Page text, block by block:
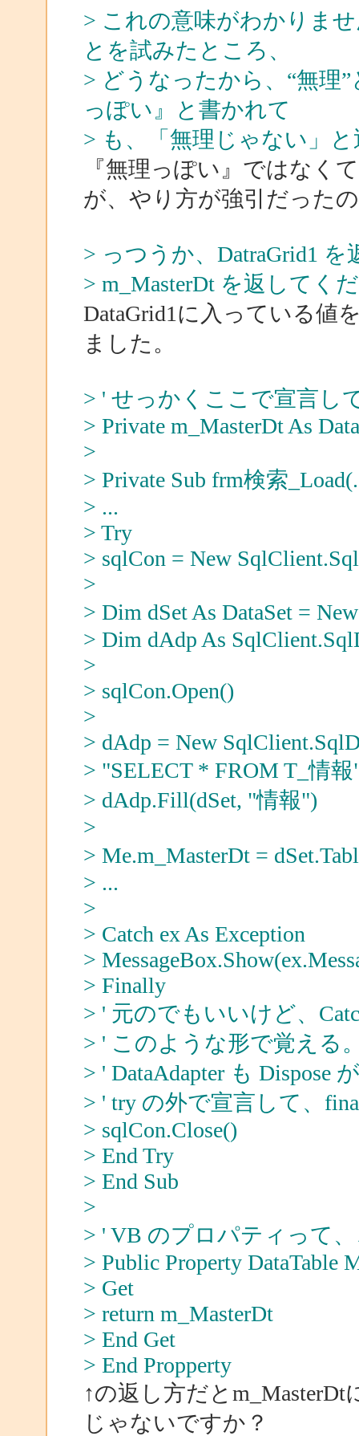
> これの意味がわかりま
とを試みたところ、
> どうなったから、“無理
っぽい』と書かれて
> も、「無理じゃない」
『無理っぽい』ではなく
が、やり方が強引だった
> っつうか、DatraGrid1
> m_MasterDt を返してく
DataGrid1に入っている値
ました。
> ' せっかくここで宣言し
> Private m_MasterDt As
>
> Private Sub frm検索
> ...
> Try
> sqlCon = New
>
> Dim dSet As DataSet =
> Dim dAdp As
>
> sqlCon.Open()
>
> dAdp = New
> "SELECT * FROM T_情報
> dAdp.Fill(dSet, "情報")
>
> Me.m_MasterDt =
> ...
>
> Catch ex As Exception
>
> Finally
> ' 元のでもいいけど、
> ' このような形で覚える
> ' DataAdapter も Dispose
> ' try の外で宣言して、
> sqlCon.Close()
> End Try
> End Sub
>
> ' VB のプロパティって
> Public Property DataTable
> Get
> return m_MasterDt
> End Get
> End Propperty
↑の返し方だと
じゃないですか？